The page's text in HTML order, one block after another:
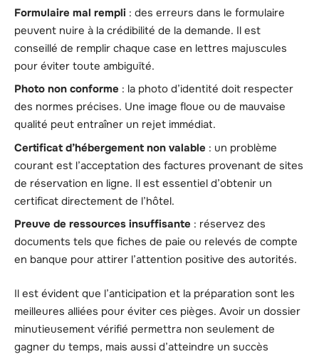
Formulaire mal rempli : des erreurs dans le formulaire
peuvent nuire à la crédibilité de la demande. Il est
conseillé de remplir chaque case en lettres majuscules
pour éviter toute ambiguïté.
Photo non conforme : la photo d’identité doit respecter
des normes précises. Une image floue ou de mauvaise
qualité peut entraîner un rejet immédiat.
Certificat d’hébergement non valable : un problème
courant est l’acceptation des factures provenant de sites
de réservation en ligne. Il est essentiel d’obtenir un
certificat directement de l’hôtel.
Preuve de ressources insuffisante : réservez des
documents tels que fiches de paie ou relevés de compte
en banque pour attirer l’attention positive des autorités.
Il est évident que l’anticipation et la préparation sont les
meilleures alliées pour éviter ces pièges. Avoir un dossier
minutieusement vérifié permettra non seulement de
gagner du temps, mais aussi d’atteindre un succès